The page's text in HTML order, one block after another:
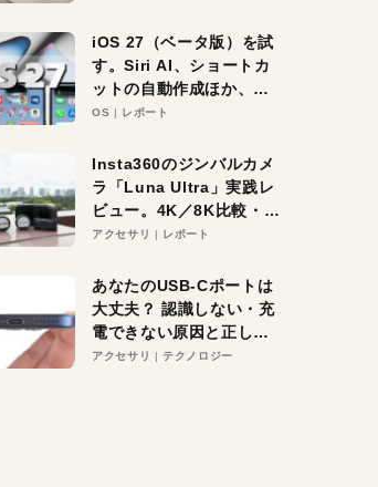
iOS 27（ベータ版）を試
す。Siri AI、ショートカ
ットの自動作成ほか、期
待大の便利機能5選。
る未来はすぐそこ！
OS レポート
Insta360のジンバルカメ
ラ「Luna Ultra」実践レ
ビュー。4K／8K比較・ズ
ーム・夜間撮影をチェッ
アクセサリ レポート
あなたのUSB-Cポートは
大丈夫？ 認識しない・充
電できない原因と正しい
対策
アクセサリ テクノロジー